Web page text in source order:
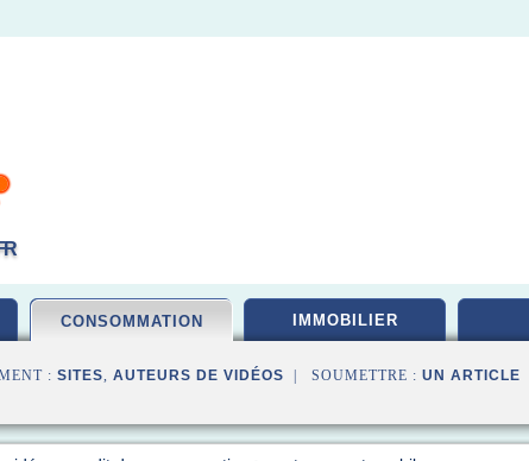
CONSOMMATION IMMOBILIER
: SITES, AUTEURS DE VIDÉOS | SOUMETTRE : UN ARTICLE